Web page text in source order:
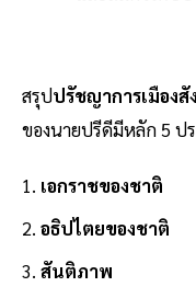
สรุปปรัชญาการเมือง
ของนายปรีดีมีหลัก 5 ป
เอกราชของชาติ
อธิปไตยของชาติ
สันติภาพ